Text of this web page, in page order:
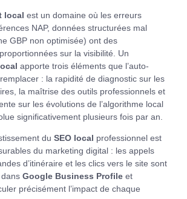
local est un domaine où les erreurs
NAP, données structurées mal
GBP non optimisée) ont des
sur la visibilité. Un
apporte trois éléments que l’auto-
: la rapidité de diagnostic sur les
la maîtrise des outils professionnels et
sur les évolutions de l’algorithme local
significativement plusieurs fois par an.
du SEO local professionnel est
du marketing digital : les appels
d’itinéraire et les clics vers le site sont
Google Business Profile et
précisément l’impact de chaque